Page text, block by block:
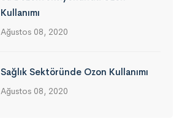
Kullanımı
Ağustos 08, 2020
Sağlık Sektöründe Ozon Kullanımı
Ağustos 08, 2020